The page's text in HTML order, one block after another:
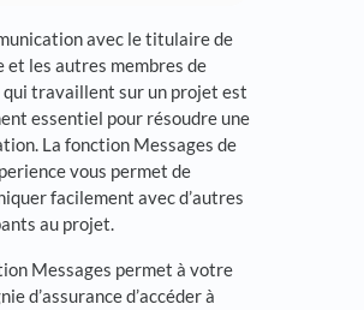
avec le titulaire de
et les autres membres de
qui travaillent sur un projet est
essentiel pour résoudre une
La fonction Messages de
vous permet de
facilement avec d’autres
au projet.
Messages permet à votre
d’assurance d’accéder à